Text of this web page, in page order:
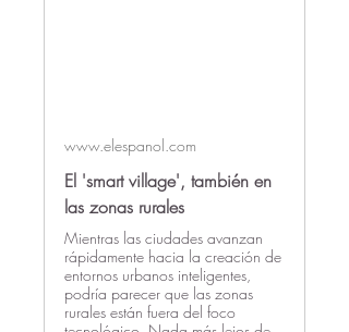
www.elespanol.com
El 'smart village', también en
las zonas rurales
Mientras las ciudades avanzan
rápidamente hacia la creación de
entornos urbanos inteligentes,
podría parecer que las zonas
rurales están fuera del foco